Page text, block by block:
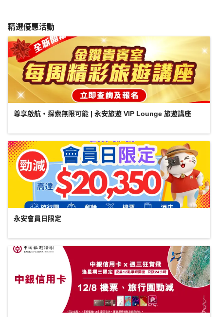
精選優惠活動
尊享啟航・探索無限可能 | 永安旅遊 VIP Lounge 旅遊講座
永安會員日限定